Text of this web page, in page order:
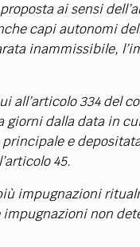
CODICI
ai sensi
capi autonomi
inammissibile,
all’articolo 334 del
giorni dalla data in
e
45.
impugnazioni
non